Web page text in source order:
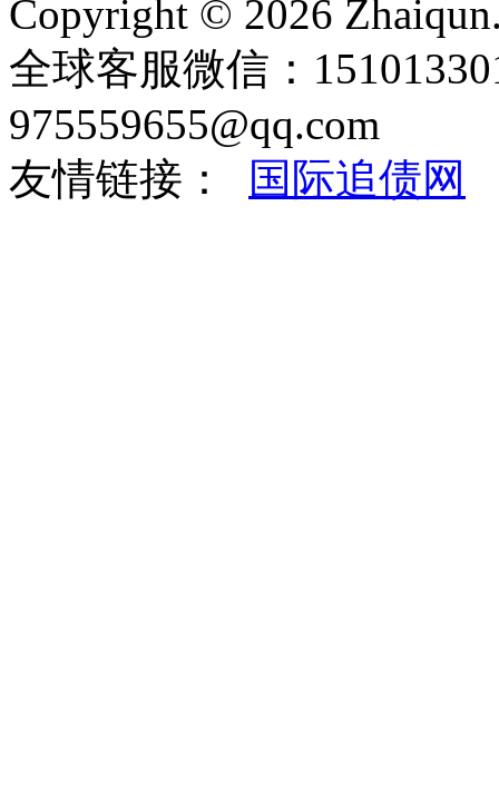
Copyright © 2026
全球客服微信：
975559655@qq.com
友情链接：
国际追债网